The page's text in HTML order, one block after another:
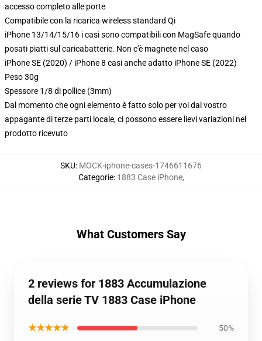
accesso completo alle porte
Compatibile con la ricarica wireless standard Qi
iPhone 13/14/15/16 i casi sono compatibili con MagSafe quando
posati piatti sul caricabatterie. Non c'è magnete nel caso
iPhone SE (2020) / iPhone 8 casi anche adatto iPhone SE (2022)
Peso 30g
Spessore 1/8 di pollice (3mm)
Dal momento che ogni elemento è fatto solo per voi dal vostro
appagante di terze parti locale, ci possono essere lievi variazioni nel
prodotto ricevuto
SKU: MOCK-iphone-cases-1746611676
Categorie: 1883 Case iPhone,
What Customers Say
2 reviews for 1883 Accumulazione
della serie TV 1883 Case iPhone
★★★★★ 50%